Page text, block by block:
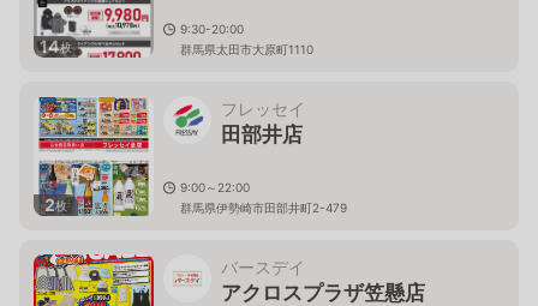
14枚
9:30-20:00
群馬県太田市大原町1110
2枚
フレッセイ
田部井店
9:00～22:00
群馬県伊勢崎市田部井町2-479
バースデイ
アクロスプラザ笠懸店